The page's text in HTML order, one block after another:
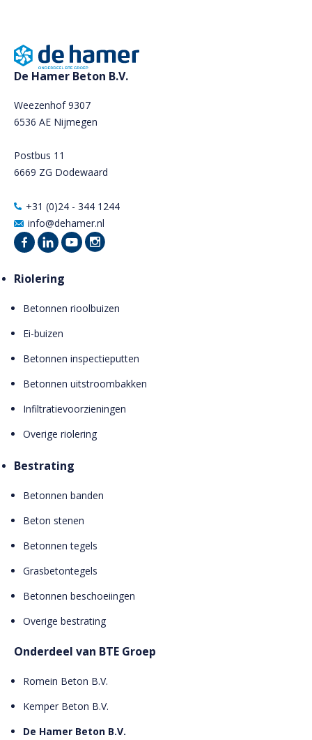
De Hamer Beton B.V.
Weezenhof 9307
6536 AE Nijmegen
Postbus 11
6669 ZG Dodewaard
+31 (0)24 - 344 1244
info@dehamer.nl
Riolering
Betonnen rioolbuizen
Ei-buizen
Betonnen inspectieputten
Betonnen uitstroombakken
Infiltratievoorzieningen
Overige riolering
Bestrating
Betonnen banden
Beton stenen
Betonnen tegels
Grasbetontegels
Betonnen beschoeiingen
Overige bestrating
Onderdeel van BTE Groep
Romein Beton B.V.
Kemper Beton B.V.
De Hamer Beton B.V.